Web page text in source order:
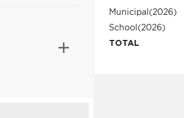
Municipal (2026)
School (2026)
TOTAL